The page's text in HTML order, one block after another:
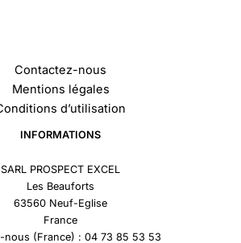
Contactez-nous
Mentions légales
d’utilisation
INFORMATIONS
SARL PROSPECT EXCEL
Les Beauforts
63560 Neuf-Eglise
France
nous (France) : 04 73 85 53 53